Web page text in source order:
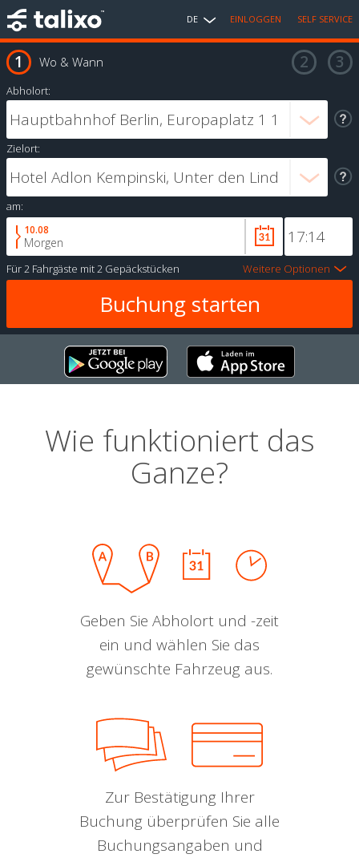
DE EINLOGGEN SELF SERVICE
Wo & Wann
Abholort:
Zielort:
am:
10.08
Morgen
Für2 Fahrgäste mit2 Gepäckstücken Weitere Optionen
Wie funktioniert das
Ganze?
Geben Sie Abholort und -zeit
ein und wählen Sie das
gewünschte Fahrzeug aus.
Zur Bestätigung Ihrer
Buchung überprüfen Sie alle
Buchungsangaben und